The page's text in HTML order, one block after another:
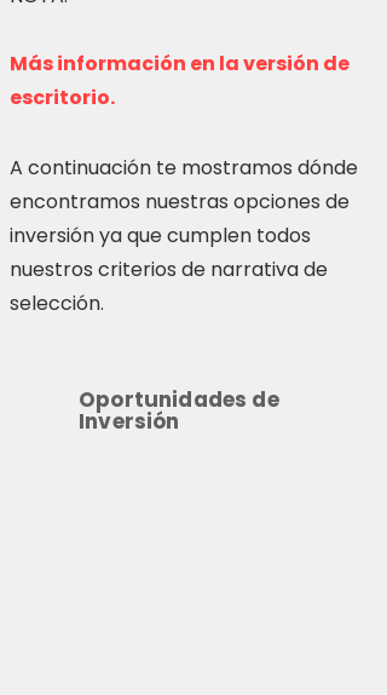
Más información en la versión de
escritorio.
A continuación te mostramos dónde
encontramos nuestras opciones de
inversión ya que cumplen todos
nuestros criterios de narrativa de
selección.
Oportunidades de
Inversión